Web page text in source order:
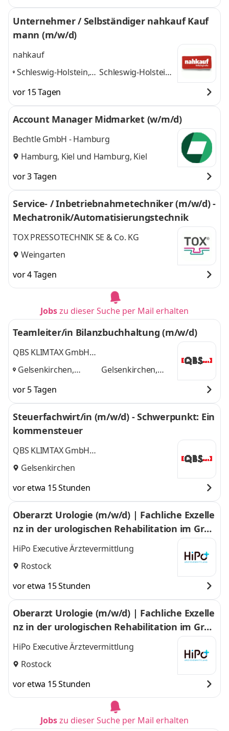
Unternehmer / Selbständiger nahkauf Kauf
mann (m/w/d)
nahkauf
Schleswig-Holstein,
Niedersachen, NRW
und
Schleswig-Holstein,
vor 15 Tagen
Account Manager Midmarket (w/m/d)
Bechtle GmbH - Hamburg
Hamburg, Kiel und Hamburg, Kiel
vor 3 Tagen
Service- / Inbetriebnahmetechniker (m/w/d) -
Mechatronik/Automatisierungstechnik
TOX PRESSOTECHNIK SE & Co. KG
Weingarten
vor 4 Tagen
Jobszu dieser Suche per Mail erhalten
Teamleiter/in Bilanzbuchhaltung (m/w/d)
QBS KLIMTAX GmbH
Steuerberatungsgesellschaft
Wirtschaftsberatungsgesellschaft
Gelsenkirchen,
Bochumund
Gelsenkirchen,
vor 5 Tagen
Steuerfachwirt/in (m/w/d) - Schwerpunkt: Ein
kommensteuer
QBS KLIMTAX GmbH
Steuerberatungsgesellschaft
Gelsenkirchen
vor etwa 15 Stunden
Oberarzt Urologie (m/w/d) | Fachliche Exzelle
nz in der urologischen Rehabilitation im Groß
raum Rostock
HiPo Executive Ärztevermittlung
Rostock
vor etwa 15 Stunden
Oberarzt Urologie (m/w/d) | Fachliche Exzelle
nz in der urologischen Rehabilitation im Groß
raum Rostock
HiPo Executive Ärztevermittlung
Rostock
vor etwa 15 Stunden
Jobszu dieser Suche per Mail erhalten